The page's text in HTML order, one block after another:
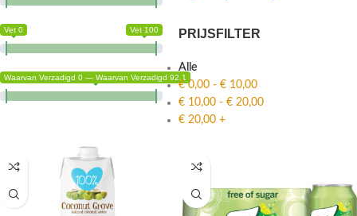
Vet 0 Vet 100
Waarvan Verzadigd 0 — Waarvan Verzadigd 92.1
PRIJSFILTER
Alle
€0,00 - € 10,00
€ 10,00 - € 20,00
€ 20,00 +